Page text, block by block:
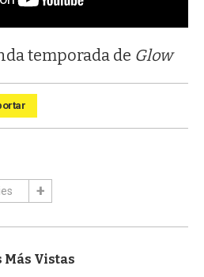
temporada de Glow
Más Vistas